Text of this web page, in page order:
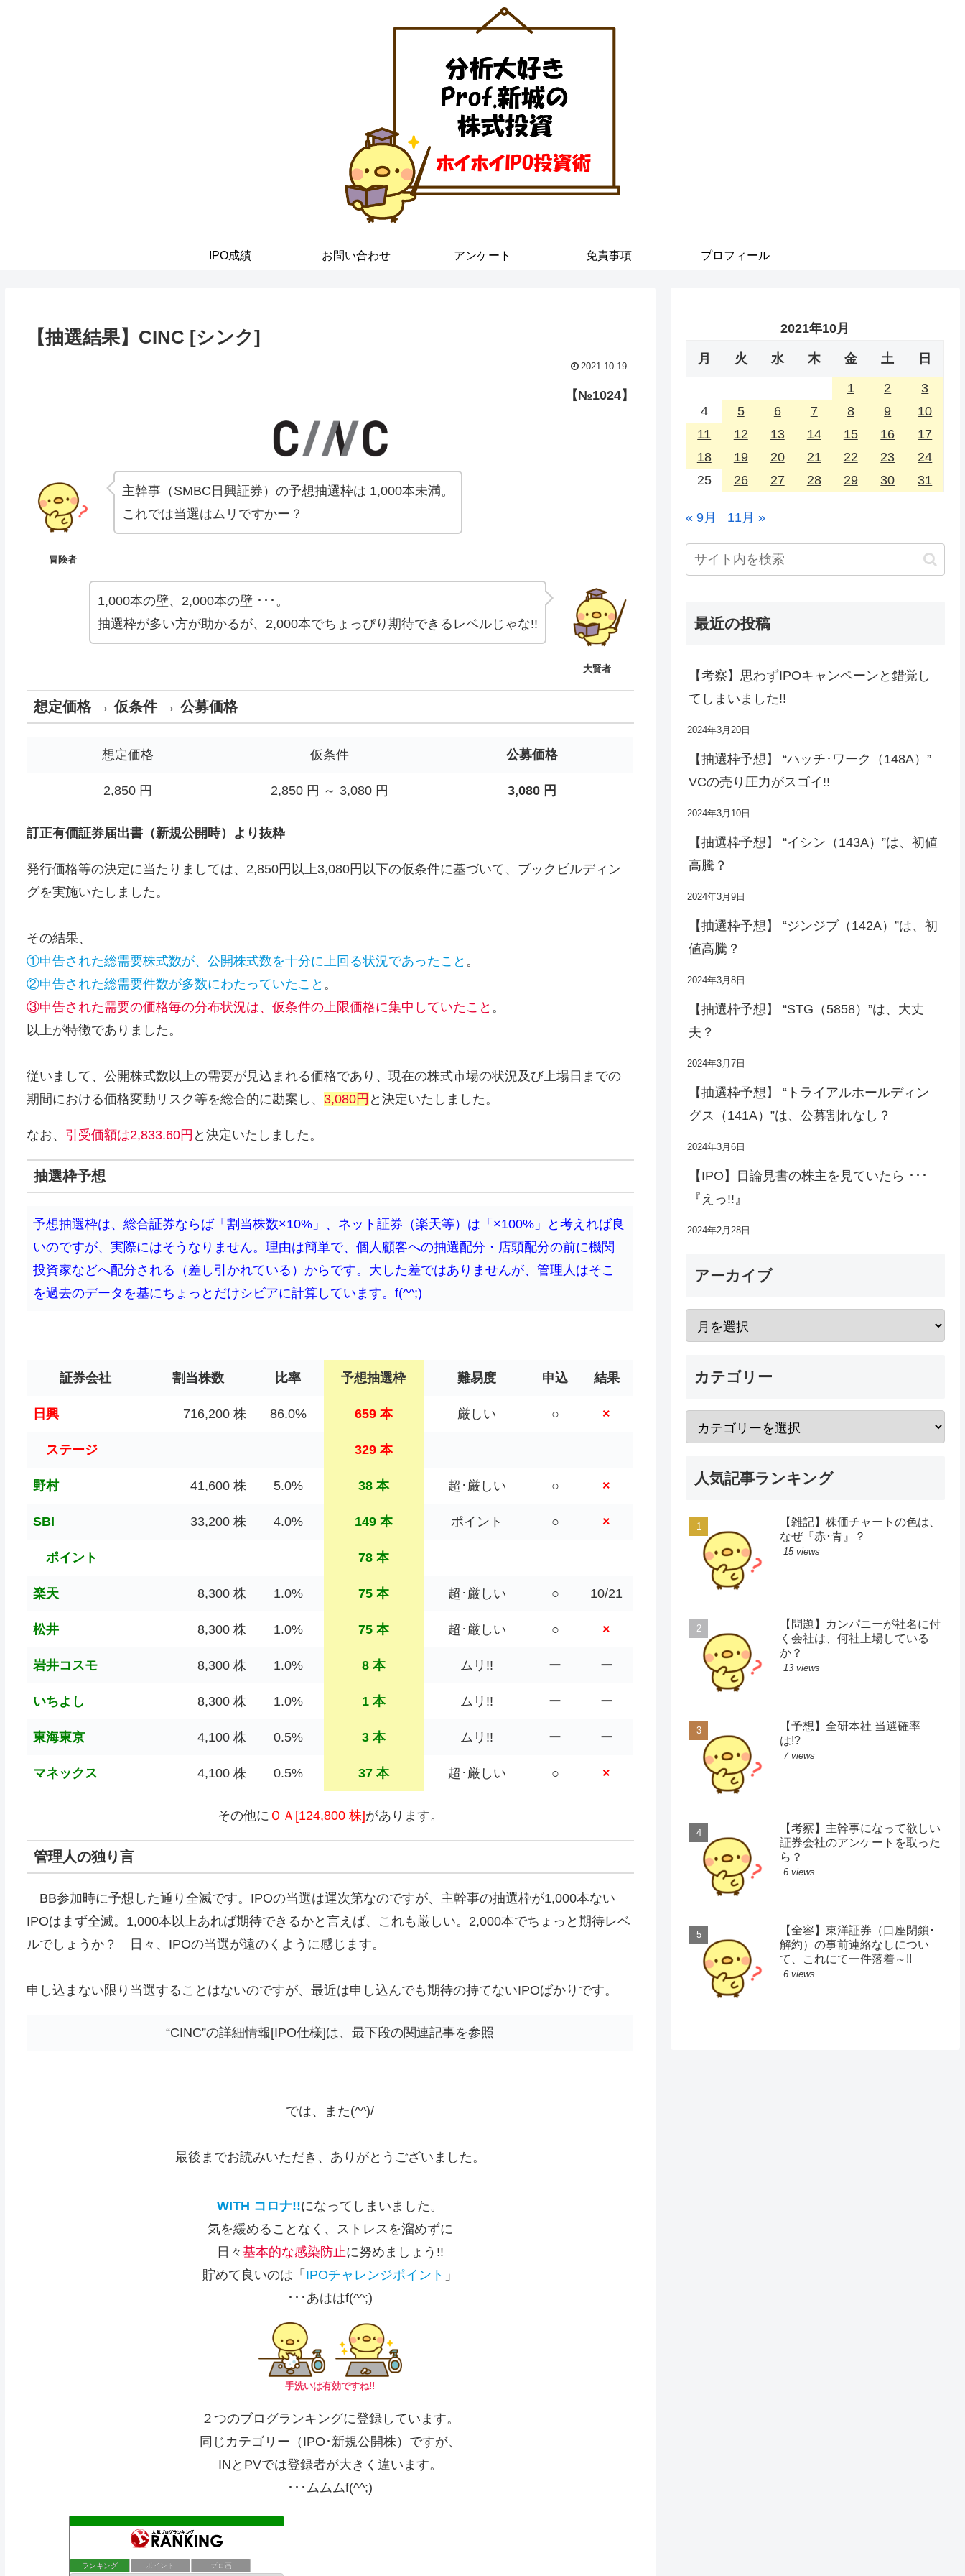
IPO成績 お問い合わせ アンケート 免責事項 プロフィール
【抽選結果】CINC [シンク]
2021.10.19
【№1024】
冒険者
主幹事（SMBC日興証券）の予想抽選枠は 1,000本未満。
これでは当選はムリですかー？
大賢者
1,000本の壁、2,000本の壁 ･･･。
抽選枠が多い方が助かるが、2,000本でちょっぴり期待できるレベルじゃな!!
想定価格 → 仮条件 → 公募価格
想定価格 仮条件 公募価格
2,850 円 2,850 円 ～ 3,080 円 3,080 円
訂正有価証券届出書（新規公開時）より抜粋
発行価格等の決定に当たりましては、2,850円以上3,080円以下の仮条件に基づいて、ブックビルディン
グを実施いたしました。
その結果、
①申告された総需要株式数が、公開株式数を十分に上回る状況であったこと 。
②申告された総需要件数が多数にわたっていたこと 。
③申告された需要の価格毎の分布状況は、仮条件の上限価格に集中していたこと 。
以上が特徴でありました。
従いまして、公開株式数以上の需要が見込まれる価格であり、現在の株式市場の状況及び上場日までの
期間における価格変動リスク等を総合的に勘案し、 3,080円 と決定いたしました。
なお、 引受価額は2,833.60円 と決定いたしました。
抽選枠予想
予想抽選枠は、総合証券ならば「割当株数×10%」、ネット証券（楽天等）は「×100%」と考えれば良
いのですが、実際にはそうなりません。理由は簡単で、個人顧客への抽選配分・店頭配分の前に機関
投資家などへ配分される（差し引かれている）からです。大した差ではありませんが、管理人はそこ
を過去のデータを基にちょっとだけシビアに計算しています。f(^^;)
証券会社 割当株数 比率 予想抽選枠 難易度 申込 結果
日興 716,200 株 86.0% 659 本 厳しい ○ ×
ステージ 329 本
野村 41,600 株 5.0% 38 本 超･厳しい ○ ×
SBI 33,200 株 4.0% 149 本 ポイント ○ ×
ポイント 78 本
楽天 8,300 株 1.0% 75 本 超･厳しい ○ 10/21
松井 8,300 株 1.0% 75 本 超･厳しい ○ ×
岩井コスモ 8,300 株 1.0% 8 本 ムリ!! ー ー
いちよし 8,300 株 1.0% 1 本 ムリ!! ー ー
東海東京 4,100 株 0.5% 3 本 ムリ!! ー ー
マネックス 4,100 株 0.5% 37 本 超･厳しい ○ ×
その他に ＯＡ[124,800 株]があります。
管理人の独り言
BB参加時に予想した通り全滅です。IPOの当選は運次第なのですが、主幹事の抽選枠が1,000本ない
IPOはまず全滅。1,000本以上あれば期待できるかと言えば、これも厳しい。2,000本でちょっと期待レベ
ルでしょうか？ 日々、IPOの当選が遠のくように感じます。
申し込まない限り当選することはないのですが、最近は申し込んでも期待の持てないIPOばかりです。
“CINC”の詳細情報[IPO仕様]は、最下段の関連記事を参照
では、また(^^)/
最後までお読みいただき、ありがとうございました。
WITH コロナ!!になってしまいました。
気を緩めることなく、ストレスを溜めずに
日々 基本的な感染防止に努めましょう!!
貯めて良いのは「 IPOチャレンジポイント 」
･･･あははf(^^;)
手洗いは有効ですね!!
２つのブログランキングに登録しています。
同じカテゴリー（IPO･新規公開株）ですが、
INとPVでは登録者が大きく違います。
･･･ムムムf(^^;)
ランキング ポイント ブロ画
38位 投資信託で儲ける！分配金収入向上計画
2021年10月
月 火 水 木 金 土 日
1 2
3
4
5 6 7 8 9
10
11
12 13 14 15 16
17
18
19 20 21 22 23
24
25
26 27 28 29 30 31
« 9月 11月 »
最近の投稿
【考察】思わずIPOキャンペーンと錯覚し
てしまいました!!
2024年3月20日
【抽選枠予想】 “ハッチ･ワーク（148A）”
VCの売り圧力がスゴイ!!
2024年3月10日
【抽選枠予想】 “イシン（143A）”は、初値
高騰？
2024年3月9日
【抽選枠予想】 “ジンジブ（142A）”は、初
値高騰？
2024年3月8日
【抽選枠予想】 “STG（5858）”は、大丈
夫？
2024年3月7日
【抽選枠予想】 “トライアルホールディン
グス（141A）”は、公募割れなし？
2024年3月6日
【IPO】目論見書の株主を見ていたら ･･･
『えっ!!』
2024年2月28日
アーカイブ
カテゴリー
人気記事ランキング
【雑記】株価チャートの色は、
なぜ『赤･青』？
15 views
【問題】カンパニーが社名に付
く会社は、何社上場している
か？
13 views
【予想】全研本社 当選確率
は!?
7 views
【考察】主幹事になって欲しい
証券会社のアンケートを取った
ら？
6 views
【全容】東洋証券（口座閉鎖･
解約）の事前連絡なしについ
て、これにて一件落着～!!
6 views